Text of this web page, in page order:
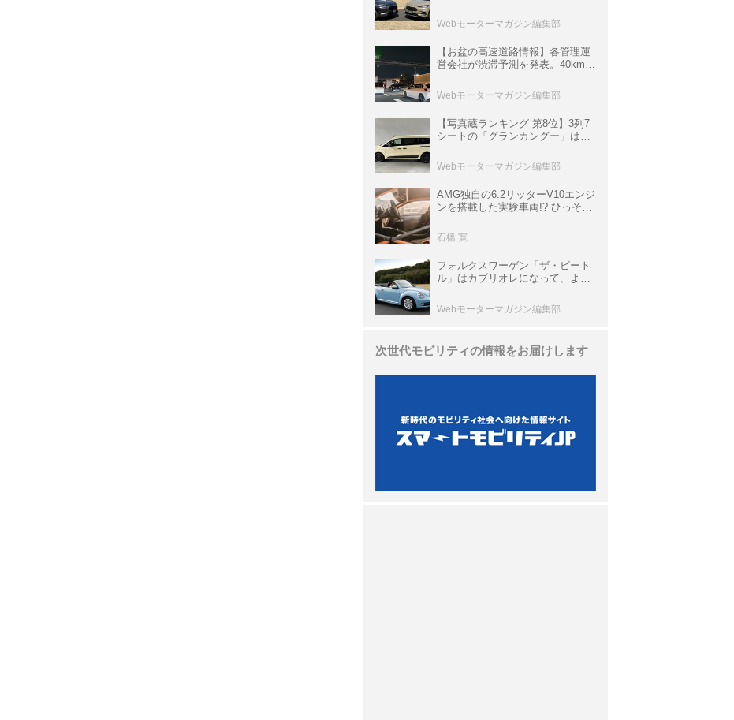
グ」と「ブラックスタイル」
Webモーターマガジン編集部
【お盆の高速道路情報】各管理運
営会社が渋滞予測を発表。40km以
数ある
Webモーターマガジン編集部
【写真蔵ランキング 第8位】3列7
シートの「グランカングー」は、
ア＆ブラックバンパーの組み合わ
せ
Webモーターマガジン編集部
AMG独自の6.2リッターV10エンジ
ンを搭載した実験車両!? ひっそり
P900 プロトタイプ」とは
石橋 寛
フォルクスワーゲン「ザ・ビート
ル」はカブリオレになって、より
と昔の新車】
Webモーターマガジン編集部
次世代モビリティの情報をお届けします